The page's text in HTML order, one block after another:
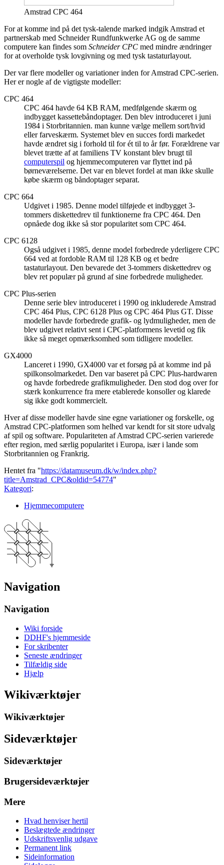
Amstrad CPC 464
For at komme ind på det tysk-talende marked indgik Amstrad et
partnerskab med Schneider Rundfunkwerke AG og de samme
computere kan findes som Schneider CPC med mindre ændringer
for at overholde tysk lovgivning og med tysk tastaturlayout.
Der var flere modeller og variationer inden for Amstrad CPC-serien.
Her er nogle af de vigtigste modeller:
CPC 464
CPC 464 havde 64 KB RAM, medfølgende skærm og
indbygget kassettebåndoptager. Den blev introduceret i juni
1984 i Storbritannien. man kunne vælge mellem sort/hvid
eller farveskærm. Systemet blev en succes fordi markedet
havde ændret sig i forhold til for ét til to år før. Forældrene var
blevet trætte af at familiens TV konstant blev brugt til
computerspil og hjemmecomputeren var flyttet ind på
børneværelserne. Det var en blevet fordel at man ikke skulle
købe skærm og båndoptager separat.
CPC 664
Udgivet i 1985. Denne model tilføjede et indbygget 3-
tommers diskettedrev til funktionerne fra CPC 464. Den
opnåede dog ikke så stor popularitet som CPC 464.
CPC 6128
Også udgivet i 1985, denne model forbedrede yderligere CPC
664 ved at fordoble RAM til 128 KB og et bedre
tastaturlayout. Den bevarede det 3-tommers diskettedrev og
blev ret populær på grund af sine forbedrede muligheder.
CPC Plus-serien
Denne serie blev introduceret i 1990 og inkluderede Amstrad
CPC 464 Plus, CPC 6128 Plus og CPC 464 Plus GT. Disse
modeller havde forbedrede grafik- og lydmuligheder, men de
blev udgivet relativt sent i CPC-platformens levetid og fik
ikke så meget opmærksomhed som tidligere modeller.
GX4000
Lanceret i 1990, GX4000 var et forsøg på at komme ind på
spilkonsolmarkedet. Den var baseret på CPC Plus-hardwaren
og havde forbedrede grafikmuligheder. Den stod dog over for
stærk konkurrence fra mere etablerede konsoller og klarede
sig ikke godt kommercielt.
Hver af disse modeller havde sine egne variationer og forskelle, og
Amstrad CPC-platformen som helhed var kendt for sit store udvalg
af spil og software. Populariteten af Amstrad CPC-serien varierede
efter region, med særlig popularitet i Europa, især i lande som
Storbritannien og Frankrig.
Hentet fra "https://datamuseum.dk/w/index.php?
title=Amstrad_CPC&oldid=54774"
Kategori:
Hjemmecomputere
Navigation
Navigation
Wiki forside
DDHF's hjemmeside
For skribenter
Seneste ændringer
Tilfældig side
Hjælp
Wikiværktøjer
Wikiværktøjer
Sideværktøjer
Sideværktøjer
Brugersideværktøjer
Mere
Hvad henviser hertil
Beslægtede ændringer
Udskriftsvenlig udgave
Permanent link
Sideinformation